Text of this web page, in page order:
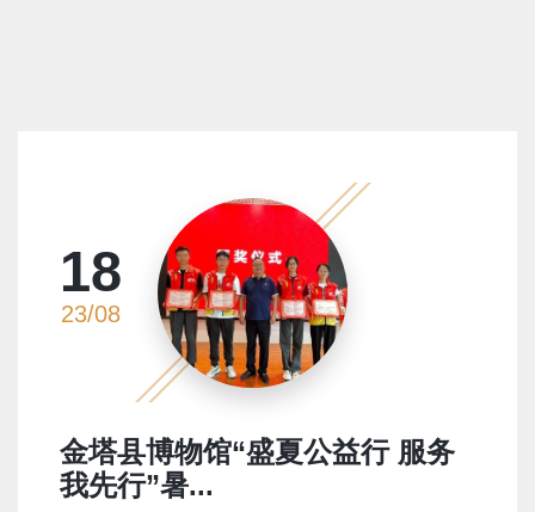
18
23/08
金塔县博物馆“盛夏公益行 服务
我先行”暑...